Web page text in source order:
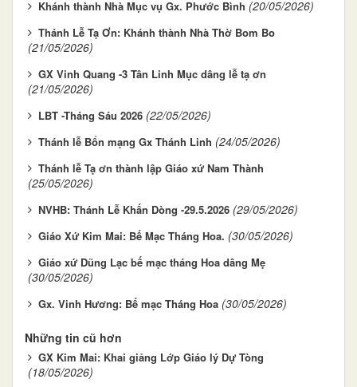
Khánh thành Nhà Mục vụ Gx. Phước Bình (20/05/2026)
Thánh Lễ Tạ Ơn: Khánh thành Nhà Thờ Bom Bo
(21/05/2026)
GX Vinh Quang -3 Tân Linh Mục dâng lễ tạ ơn
(21/05/2026)
LBT -Tháng Sáu 2026 (22/05/2026)
Thánh lễ Bổn mạng Gx Thánh Linh (24/05/2026)
Thánh lễ Tạ ơn thành lập Giáo xứ Nam Thành
(25/05/2026)
NVHB: Thánh Lễ Khấn Dòng -29.5.2026 (29/05/2026)
Giáo Xứ Kim Mai: Bế Mạc Tháng Hoa. (30/05/2026)
Giáo xứ Dũng Lạc bế mạc tháng Hoa dâng Mẹ
(30/05/2026)
Gx. Vinh Hương: Bế mạc Tháng Hoa (30/05/2026)
Những tin cũ hơn
GX Kim Mai: Khai giảng Lớp Giáo lý Dự Tòng
(18/05/2026)